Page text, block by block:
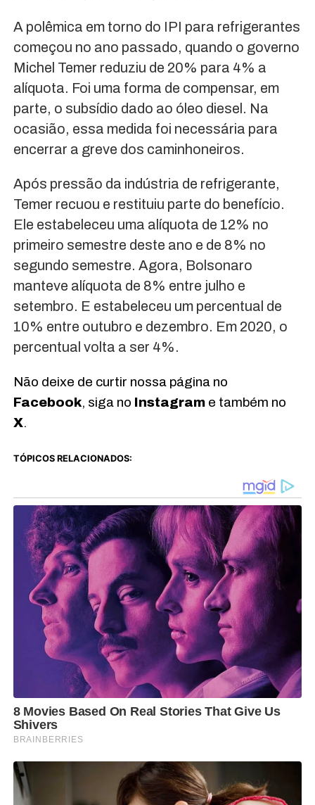
A polêmica em torno do IPI para refrigerantes
começou no ano passado, quando o governo
Michel Temer reduziu de 20% para 4% a
alíquota. Foi uma forma de compensar, em
parte, o subsídio dado ao óleo diesel. Na
ocasião, essa medida foi necessária para
encerrar a greve dos caminhoneiros.
Após pressão da indústria de refrigerante,
Temer recuou e restituiu parte do benefício.
Ele estabeleceu uma alíquota de 12% no
primeiro semestre deste ano e de 8% no
segundo semestre. Agora, Bolsonaro
manteve alíquota de 8% entre julho e
setembro. E estabeleceu um percentual de
10% entre outubro e dezembro. Em 2020, o
percentual volta a ser 4%.
Não deixe de curtir nossa página no
Facebook, siga no Instagrame também no
X.
TÓPICOS RELACIONADOS: